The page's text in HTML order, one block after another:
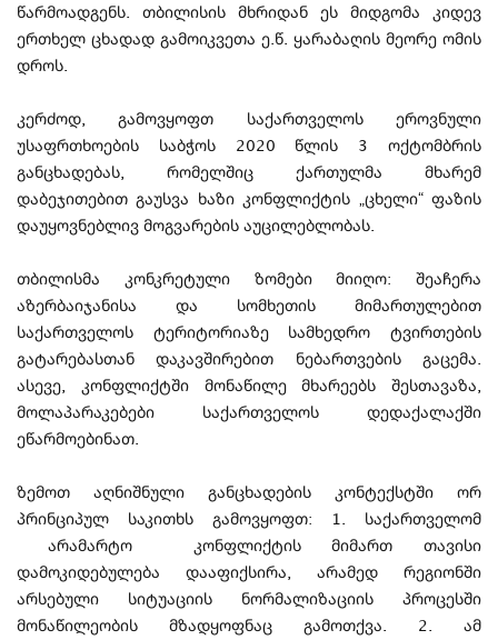
წარმოადგენს. თბილისის მხრიდან ეს მიდგომა კიდევ
ერთხელ ცხადად გამოიკვეთა ე.წ. ყარაბაღის მეორე ომის
დროს.
კერძოდ, გამოვყოფთ საქართველოს ეროვნული
უსაფრთხოების საბჭოს 2020 წლის 3 ოქტომბრის
განცხადებას, რომელშიც ქართულმა მხარემ
დაბეჯითებით გაუსვა ხაზი კონფლიქტის „ცხელი“ ფაზის
დაუყოვნებლივ მოგვარების აუცილებლობას.
თბილისმა კონკრეტული ზომები მიიღო: შეაჩერა
აზერბაიჯანისა და სომხეთის მიმართულებით
საქართველოს ტერიტორიაზე სამხედრო ტვირთების
გატარებასთან დაკავშირებით ნებართვების გაცემა.
ასევე, კონფლიქტში მონაწილე მხარეებს შესთავაზა,
მოლაპარაკებები საქართველოს დედაქალაქში
ეწარმოებინათ.
ზემოთ აღნიშნული განცხადების კონტექსტში ორ
პრინციპულ საკითხს გამოვყოფთ: 1. საქართველომ
არამარტო კონფლიქტის მიმართ თავისი
დამოკიდებულება დააფიქსირა, არამედ რეგიონში
არსებული სიტუაციის ნორმალიზაციის პროცესში
მონაწილეობის მზადყოფნაც გამოთქვა. 2. ამ